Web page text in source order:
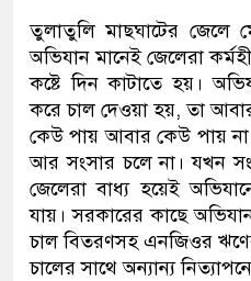
তুলাতুলি মাছঘাটের জেলে
অভিযান মানেই জেলেরা
কষ্টে দিন কাটাতে হয়।
করে চাল দেওয়া হয়, তা
কেউ পায় আবার কেউ পায়
আর সংসার চলে না। যখন
জেলেরা বাধ্য হয়েই
যায়। সরকারের কাছে
চাল বিতরণসহ এনজিওর ঋণের
চালের সাথে অন্যান্য